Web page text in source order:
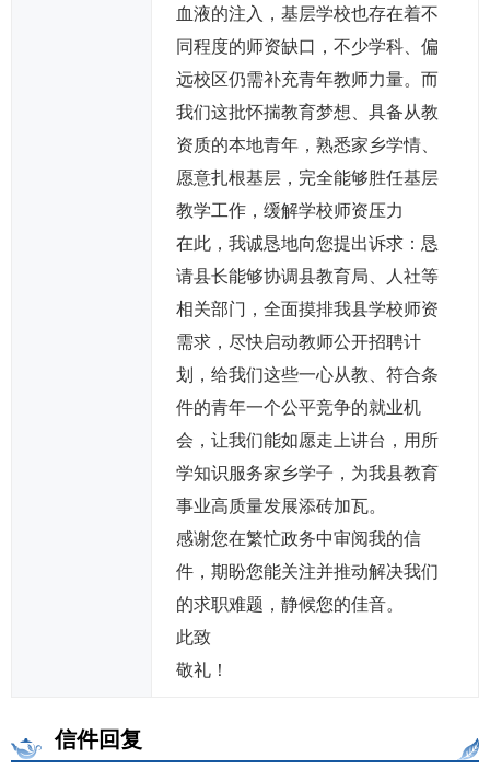
血液的注入，基层学校也存在着不
同程度的师资缺口，不少学科、偏
远校区仍需补充青年教师力量。而
我们这批怀揣教育梦想、具备从教
资质的本地青年，熟悉家乡学情、
愿意扎根基层，完全能够胜任基层
教学工作，缓解学校师资压力
在此，我诚恳地向您提出诉求：恳
请县长能够协调县教育局、人社等
相关部门，全面摸排我县学校师资
需求，尽快启动教师公开招聘计
划，给我们这些一心从教、符合条
件的青年一个公平竞争的就业机
会，让我们能如愿走上讲台，用所
学知识服务家乡学子，为我县教育
事业高质量发展添砖加瓦。
感谢您在繁忙政务中审阅我的信
件，期盼您能关注并推动解决我们
的求职难题，静候您的佳音。
此致
敬礼！
信件回复